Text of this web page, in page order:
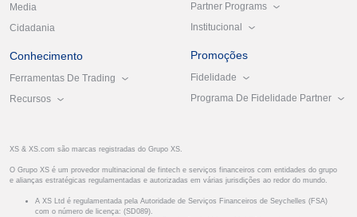
Media
Cidadania
Conhecimento
Ferramentas De Trading
Recursos
Partner Programs
Institucional
Promoções
Fidelidade
Programa De Fidelidade Partner
XS & XS.com são marcas registradas do Grupo XS.
O Grupo XS é um provedor multinacional de fintech e serviços financeiros com entidades do grupo
e alianças estratégicas regulamentadas e autorizadas em várias jurisdições ao redor do mundo.
A XS Ltd é regulamentada pela Autoridade de Serviços Financeiros de Seychelles (FSA)
com o número de licença: (SD089).